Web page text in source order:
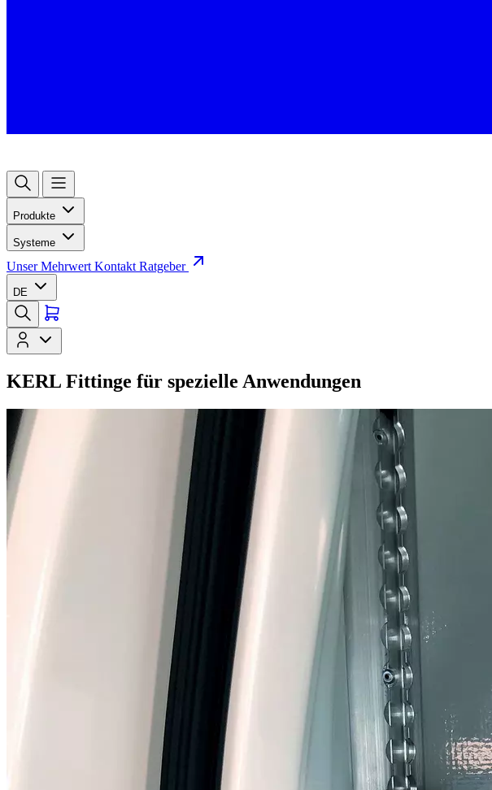
Produkte
Systeme
Unser Mehrwert Kontakt Ratgeber
DE
KERL Fittinge für spezielle Anwendungen